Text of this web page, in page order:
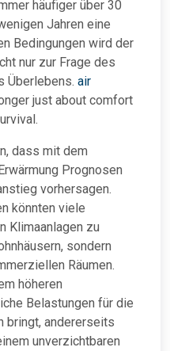
häufiger über 30
Jahren eine
Bedingungen wird der
nur zur Frage des
Überlebens. air
just about comfort
dass mit dem
Prognosen
vorhersagen.
könnten viele
Klimaanlagen zu
sondern
Räumen.
höheren
Belastungen für die
bringt, andererseits
unverzichtbaren